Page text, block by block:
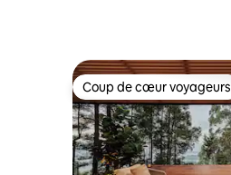
Coup de cœur voyageurs
Coup de cœur voyageurs